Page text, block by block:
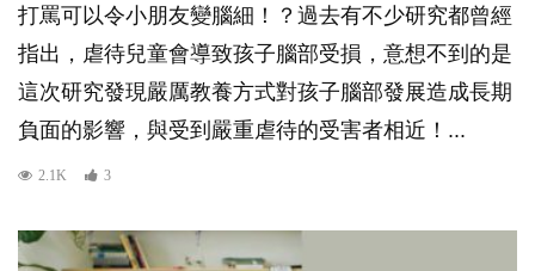
打罵可以令小朋友變腦細！？過去有不少研究都曾經
指出，虐待兒童會導致孩子腦部受損，意想不到的是
這次研究發現嚴厲教養方式對孩子腦部發展造成長期
負面的影響，與受到嚴重虐待的受害者相近！...
2.1K 3